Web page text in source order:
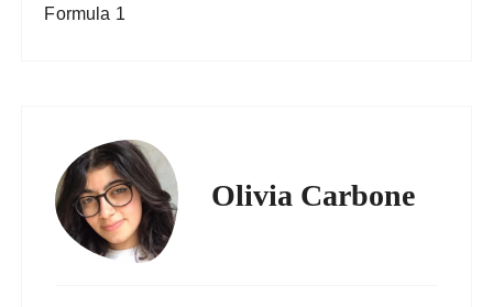
Formula 1
Olivia Carbone